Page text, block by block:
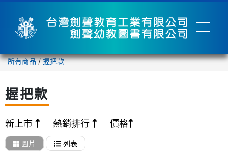
所有商品/握把款
握把款
新上市 熱銷排行 價格
圖片 列表